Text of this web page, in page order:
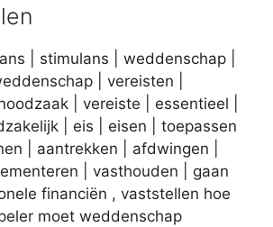
| stimulans | weddenschap |
| vereisten |
| vereiste | essentieel |
| eis | eisen | toepassen
| aantrekken | afdwingen |
| vasthouden | gaan
financiën , vaststellen hoe
moet weddenschap